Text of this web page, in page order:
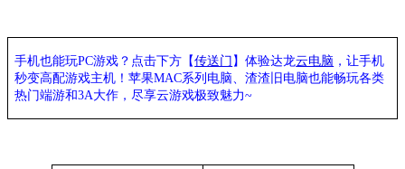
手机也能玩PC游戏？点击下方【传送门 】体验达龙云电脑 ，让手机
秒变高配游戏主机 ！苹果MAC系列电脑、渣渣旧电脑也能畅玩各类
热门端游和3A大作， 尽享云游戏极致魅力~